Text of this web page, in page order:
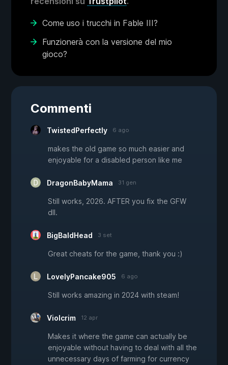
Come uso i trucchi in Fable III?
Funzionerà con la versione del mio
gioco?
Commenti
TwistedPerfectly 6 ago
makes the old game so much easier and
enjoyable for a disabled person like me
DragonBabyMama 31 gen
Still works, 2026. AFTER you fix the GFW
dll.
BigBaldHead 3 set
Great cheats for the game, thank you :)
LovelyPancake905 6 ago
Still works amazing in 2024 with steam!
Violcrim 12 apr
Makes it where the game can actually be
enjoyable without having to deal with all the
unnecessary days of farming for currency